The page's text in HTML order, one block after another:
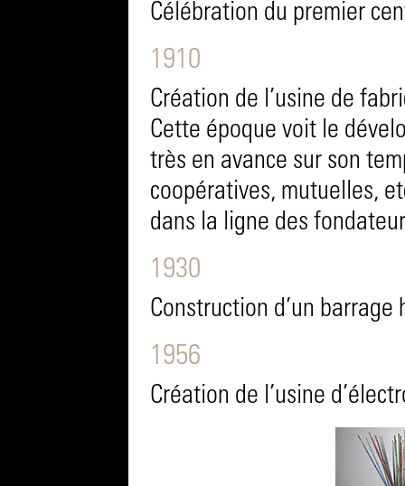
Célébration du premier
1910
Création de l’usine de
Cette époque voit le
très en avance sur son
coopératives, mutuelles,
dans la ligne des
1930
Construction d’un
1956
Création de l’usine